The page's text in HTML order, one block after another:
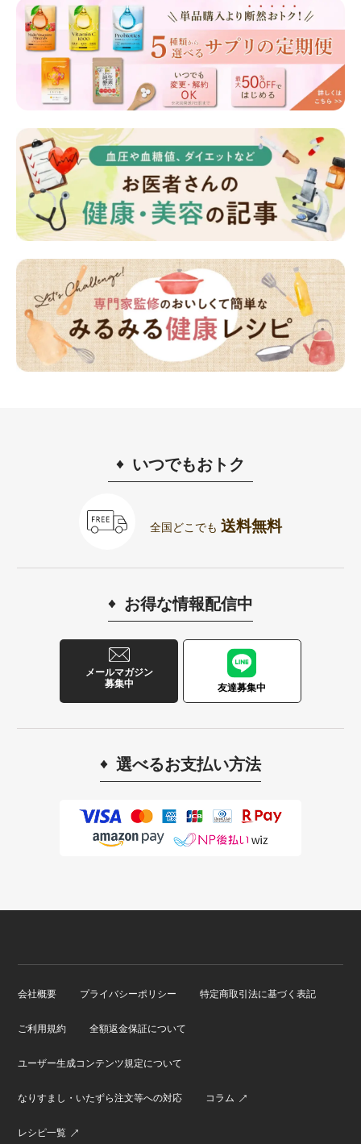
いつでもおトク
全国どこでも 送料無料
お得な情報配信中
メールマガジン
募集中
友達募集中
選べるお支払い方法
会社概要 プライバシーポリシー 特定商取引法に基づく表記
ご利用規約 全額返金保証について
ユーザー生成コンテンツ規定について
なりすまし・いたずら注文等への対応 コラム
レシピ一覧